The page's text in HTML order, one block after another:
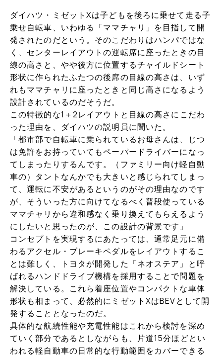
ダイハツ・ミゼットXは子どもを後ろに乗せて走る子
乗せ自転車、いわゆる「ママチャリ」を目指して開
発されたのだという。そのこだわりはハンパではな
く、センターレイアウトの運転席に座ったときの目
線の高さと、やや後方に位置するチャイルドシート
形状に作られたふたつの後席の目線の高さは、いず
れもママチャリに座ったときと同じ高さになるよう
設計されているのだそうだ。
この特徴的な1＋2レイアウトと目線の高さにこだわ
った理由を、ダイハツの説明員に聞いた。
「都市部で自転車に乗られているお母さんは、じつ
は免許をお持っていてもペーパードライバーになっ
てしまったりするんです。（ファミリー向け軽自動
車の）タントなんかでも大きいと感じられてしまっ
て、運転に不安があるというのがその理由なのです
が、そういった方に向けてなるべく普段使っている
ママチャリから違和感なく乗り換えてもらえるよう
にしたいと思ったのが、この設計の背景です」
コンセプトを実現するにあたっては、通常足元に備
わるアクセル・ブレーキペダルをレイアウトするこ
とは難しく、トヨタが開発した「ネオステア」と呼
ばれるハンドドライブ機構を採用することで問題を
解決している。これら着座位置やコンパクトな車体
形状も相まって、必然的にミゼットXはBEVとして開
発することとなったのだ。
具体的な航続性能や充電性能はこれから検討を深め
ていく部分であるとしながらも、片道15分ほどとい
われる軽自動車の日常的な行動範囲をカバーできる